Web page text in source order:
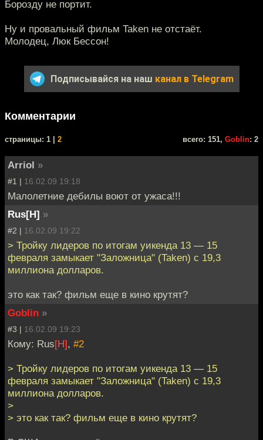
Борозду не портит.
Ну и провальный фильм Taken не отстаёт.
Молодец, Люк Бессон!
Подписывайся на наш канал в Telegram
Комментарии
cтраницы: 1 | 2 всего: 151, Goblin: 2
Arriol »
#1 | 16.02.09 19:18
Малолетние дебилы воют от ужаса!!!
Rus[H] »
#2 | 16.02.09 19:22
> Тройку лидеров по итогам уикенда 13 — 15
февраля замыкает "Заложница" (Taken) с 19,3
миллиона долларов.
это как так? фильм еще в кино крутят?
Goblin »
#3 | 16.02.09 19:23
Кому: Rus[H], #2
> Тройку лидеров по итогам уикенда 13 — 15
февраля замыкает "Заложница" (Taken) с 19,3
миллиона долларов.
>
> это как так? фильм еще в кино крутят?